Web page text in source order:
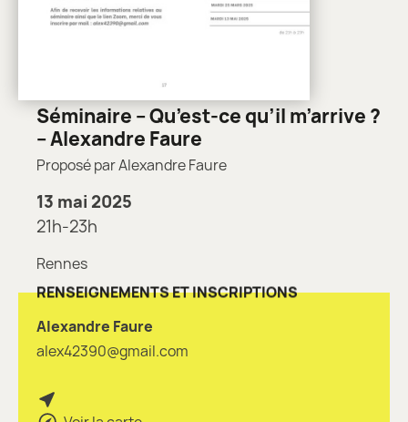
Séminaire – Qu’est-ce qu’il m’arrive ?
– Alexandre Faure
Proposé par Alexandre Faure
13 mai 2025
21h-23h
Rennes
RENSEIGNEMENTS ET INSCRIPTIONS
Alexandre Faure
alex42390@gmail.com